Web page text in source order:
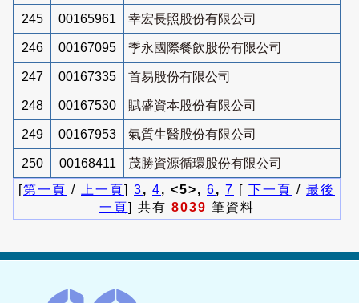
245 00165961 幸宏長照股份有限公司
246 00167095 季永國際餐飲股份有限公司
247 00167335 首易股份有限公司
248 00167530 賦盛資本股份有限公司
249 00167953 氣質生醫股份有限公司
250 00168411
茂勝資源循環股份有限公司
[第一頁 / 上一頁] 3, 4, <5>, 6, 7 [ 下一頁 / 最後
一頁] 共有 8039 筆資料